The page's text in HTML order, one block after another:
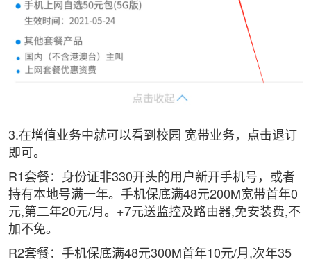
3.在增值业务中就可以看到校园 宽带业务，点击退订
即可。
R1套餐：身份证非330开头的用户新开手机号，或者
持有本地号满一年。手机保底满48元200M宽带首年0
元,第二年20元/月。+7元送监控及路由器,免安装费,不
加不免。
R2套餐：手机保底满48元300M首年10元/月,次年35